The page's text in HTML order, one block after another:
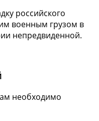
российского
военным грузом в
непредвиденной.
необходимо